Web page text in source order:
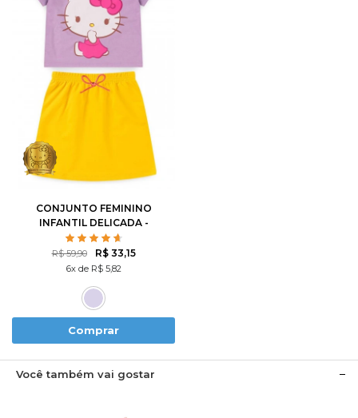
1 6
CONJUNTO FEMININO
INFANTIL DELICADA -
HELLO KITTY
R$ 59,90 R$ 33,15
6x de R$ 5,82
Comprar
Você também vai gostar